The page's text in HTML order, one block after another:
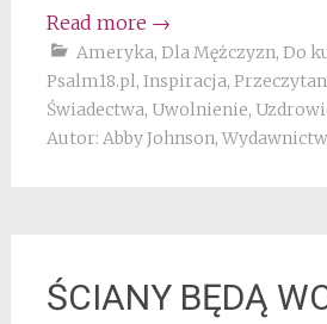
Read more →
Ameryka, Dla Mężczyzn, Do
Psalm18.pl, Inspiracja,
Świadectwa, Uwolnienie,
Autor: Abby Johnson,
ŚCIANY BĘDĄ